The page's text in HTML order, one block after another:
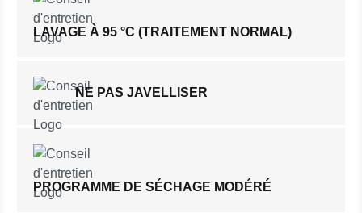
LAVAGE À 95 °C (TRAITEMENT NORMAL)
NE PAS JAVELLISER
PROGRAMME DE SÉCHAGE MODÉRÉ